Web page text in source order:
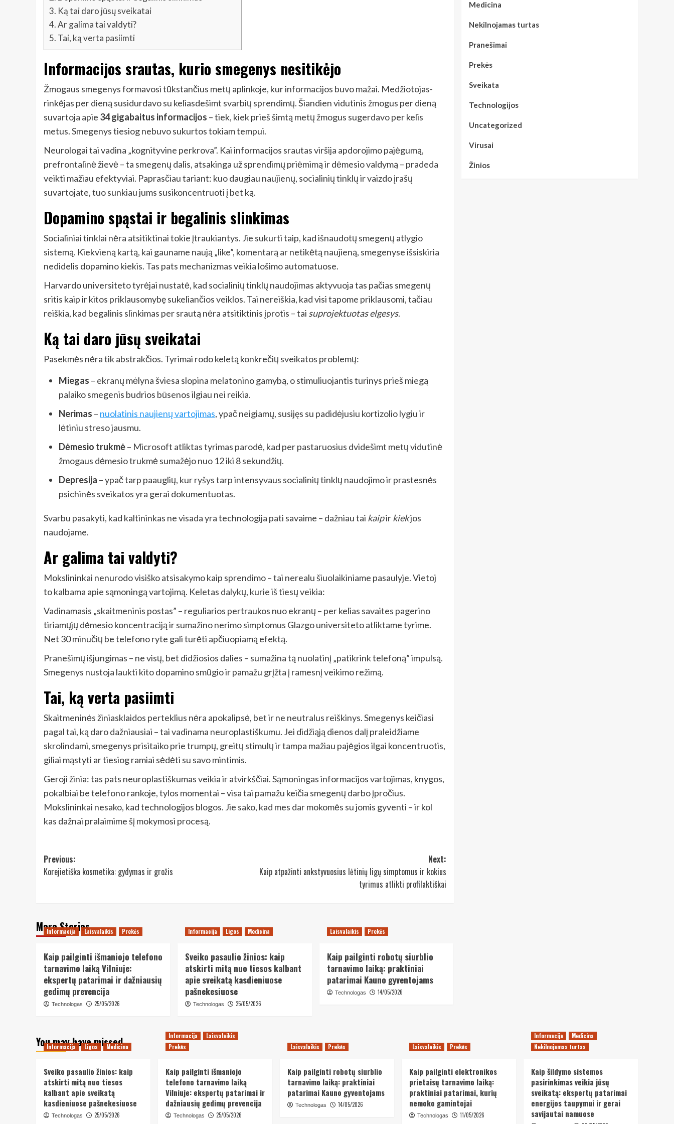
3. Ką tai daro jūsų sveikatai
4.Ar galima tai valdyti?
5. Tai, ką verta pasiimti
Informacijos srautas, kurio smegenys nesitikėjo
Žmogaus smegenys formavosi tūkstančius metų aplinkoje, kur informacijos buvo mažai. Medžiotojas-
rinkėjas per dieną susidurdavo su keliasdešimt svarbių sprendimų. Šiandien vidutinis žmogus per dieną
suvartoja apie 34 gigabaitus informacijos – tiek, kiek prieš šimtą metų žmogus sugerdavo per kelis
metus. Smegenys tiesiog nebuvo sukurtos tokiam tempui.
Neurologai tai vadina „kognityvine perkrova”. Kai informacijos srautas viršija apdorojimo pajėgumą,
prefrontalinė žievė – ta smegenų dalis, atsakinga už sprendimų priėmimą ir dėmesio valdymą – pradeda
veikti mažiau efektyviai. Paprasčiau tariant: kuo daugiau naujienų, socialinių tinklų ir vaizdo įrašų
suvartojate, tuo sunkiau jums susikoncentruoti į bet ką.
Dopamino spąstai ir begalinis slinkimas
Socialiniai tinklai nėra atsitiktinai tokie įtraukiantys. Jie sukurti taip, kad išnaudotų smegenų atlygio
sistemą. Kiekvieną kartą, kai gauname naują „like”, komentarą ar netikėtą naujieną, smegenyse išsiskiria
nedidelis dopamino kiekis. Tas pats mechanizmas veikia lošimo automatuose.
Harvardo universiteto tyrėjai nustatė, kad socialinių tinklų naudojimas aktyvuoja tas pačias smegenų
sritis kaip ir kitos priklausomybę sukeliančios veiklos. Tai nereiškia, kad visi tapome priklausomi, tačiau
reiškia, kad begalinis slinkimas per srautą nėra atsitiktinis įprotis – tai suprojektuotas elgesys.
Ką tai daro jūsų sveikatai
Pasekmės nėra tik abstrakčios. Tyrimai rodo keletą konkrečių sveikatos problemų:
Miegas – ekranų mėlyna šviesa slopina melatonino gamybą, o stimuliuojantis turinys prieš miegą
palaiko smegenis budrios būsenos ilgiau nei reikia.
Nerimas – nuolatinis naujienų vartojimas, ypač neigiamų, susijęs su padidėjusiu kortizolio lygiu ir
lėtiniu streso jausmu.
Dėmesio trukmė– Microsoft atliktas tyrimas parodė, kad per pastaruosius dvidešimt metų vidutinė
žmogaus dėmesio trukmė sumažėjo nuo 12 iki 8 sekundžių.
Depresija – ypač tarp paauglių, kur ryšys tarp intensyvaus socialinių tinklų naudojimo ir prastesnės
psichinės sveikatos yra gerai dokumentuotas.
Svarbu pasakyti, kad kaltininkas ne visada yra technologija pati savaime – dažniau tai kaipirkiekjos
naudojame.
Ar galima tai valdyti?
Mokslininkai nenurodo visiško atsisakymo kaip sprendimo – tai nerealu šiuolaikiniame pasaulyje. Vietoj
to kalbama apie sąmoningą vartojimą. Keletas dalykų, kurie iš tiesų veikia:
Vadinamasis „skaitmeninis postas” – reguliarios pertraukos nuo ekranų – per kelias savaites pagerino
tiriamųjų dėmesio koncentraciją ir sumažino nerimo simptomus Glazgo universiteto atliktame tyrime.
Net 30 minučių be telefono ryte gali turėti apčiuopiamą efektą.
Pranešimų išjungimas – ne visų, bet didžiosios dalies – sumažina tą nuolatinį „patikrink telefoną” impulsą.
Smegenys nustoja laukti kito dopamino smūgio ir pamažu grįžta į ramesnį veikimo režimą.
Tai, ką verta pasiimti
Skaitmeninės žiniasklaidos perteklius nėra apokalipsė, bet ir ne neutralus reiškinys. Smegenys keičiasi
pagal tai, ką daro dažniausiai – tai vadinama neuroplastiškumu. Jei didžiąją dienos dalį praleidžiame
skrolindami, smegenys prisitaiko prie trumpų, greitų stimulų ir tampa mažiau pajėgios ilgai koncentruotis,
giliai mąstyti ar tiesiog ramiai sėdėti su savo mintimis.
Geroji žinia: tas pats neuroplastiškumas veikia ir atvirkščiai. Sąmoningas informacijos vartojimas, knygos,
pokalbiai be telefono rankoje, tylos momentai – visa tai pamažu keičia smegenų darbo įpročius.
Mokslininkai nesako, kad technologijos blogos. Jie sako, kad mes dar mokomės su jomis gyventi – ir kol
kas dažnai pralaimime šį mokymosi procesą.
Post
navigation
Previous:
Korejietiška kosmetika: gydymas ir grožis
Next:
Kaip atpažinti ankstyvuosius lėtinių ligų simptomus ir kokius
tyrimus atlikti profilaktiškai
More Stories
Informacija Laisvalaikis Prekės
Kaip pailginti išmaniojo telefono
tarnavimo laiką Vilniuje:
ekspertų patarimai ir dažniausių
gedimų prevencija
Technologas 25/05/2026
Informacija Ligos Medicina
Sveiko pasaulio žinios: kaip
atskirti mitą nuo tiesos kalbant
apie sveikatą kasdieniuose
pašnekesiuose
Technologas 25/05/2026
Laisvalaikis Prekės
Kaip pailginti robotų siurblio
tarnavimo laiką: praktiniai
patarimai Kauno gyventojams
Technologas 14/05/2026
Medicina
Nekilnojamas turtas
Pranešimai
Prekės
Sveikata
Technologijos
Uncategorized
Virusai
Žinios
You may have missed
Informacija Ligos Medicina
Sveiko pasaulio žinios: kaip
atskirti mitą nuo tiesos
kalbant apie sveikatą
kasdieniuose pašnekesiuose
Technologas 25/05/2026
Informacija
Laisvalaikis
Prekės
Kaip pailginti išmaniojo
telefono tarnavimo laiką
Vilniuje: ekspertų patarimai ir
dažniausių gedimų prevencija
Technologas 25/05/2026
Laisvalaikis Prekės
Kaip pailginti robotų siurblio
tarnavimo laiką: praktiniai
patarimai Kauno gyventojams
Technologas 14/05/2026
Laisvalaikis Prekės
Kaip pailginti elektronikos
prietaisų tarnavimo laiką:
praktiniai patarimai, kurių
nemoko gamintojai
Technologas 11/05/2026
Informacija
Medicina
Nekilnojamas turtas
Kaip šildymo sistemos
pasirinkimas veikia jūsų
sveikatą: ekspertų patarimai
energijos taupymui ir gerai
savijautai namuose